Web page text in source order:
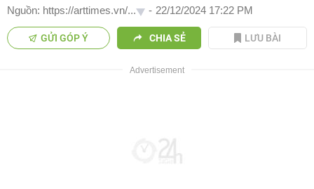
Nguồn: https://arttimes.vn/... - 22/12/2024 17:22 PM
GỬI GÓP Ý CHIA SẺ LƯU BÀI